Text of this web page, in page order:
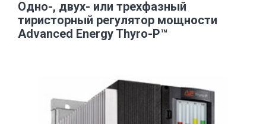
Одно-, двух- или трехфазный
тиристорный регулятор мощности
Advanced Energy Thyro-P™